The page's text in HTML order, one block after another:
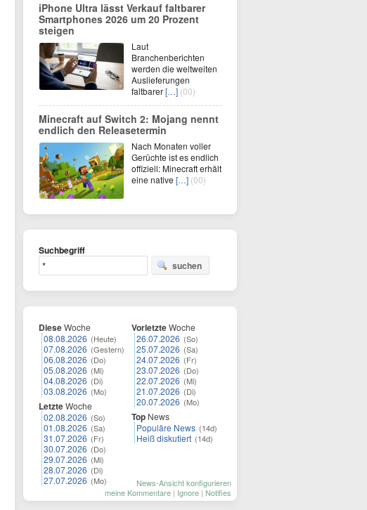
iPhone Ultra lässt Verkauf faltbarer
Smartphones 2026 um 20 Prozent
steigen
Laut
Branchenberichten
werden die weltweiten
Auslieferungen
faltbarer[…] (00)
Minecraft auf Switch 2: Mojang nennt
endlich den Releasetermin
Nach Monaten voller
Gerüchte ist es endlich
offiziell: Minecraft erhält
eine native […] (00)
Suchbegriff
suchen
DieseWoche
08.08.2026 (Heute)
07.08.2026 (Gestern)
06.08.2026 (Do)
05.08.2026 (Mi)
04.08.2026 (Di)
03.08.2026 (Mo)
LetzteWoche
02.08.2026 (So)
01.08.2026 (Sa)
31.07.2026 (Fr)
30.07.2026 (Do)
29.07.2026 (Mi)
28.07.2026 (Di)
27.07.2026 (Mo)
VorletzteWoche
26.07.2026 (So)
25.07.2026 (Sa)
24.07.2026 (Fr)
23.07.2026 (Do)
22.07.2026 (Mi)
21.07.2026 (Di)
20.07.2026 (Mo)
Top News
Populäre News (14d)
Heiß diskutiert (14d)
News-Ansicht konfigurieren
meine Kommentare | Ignore | Notifies